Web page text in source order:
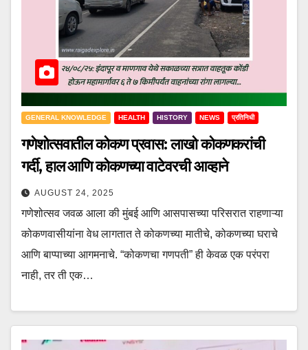
GENERAL KNOWLEDGE HEALTH HISTORY NEWS प्रतिनिधी
गणेशोत्सवातील कोकण प्रवास: लाखो कोकणकरांची
गर्दी, हाल आणि कोकणच्या वाटेवरची आव्हाने
AUGUST 24, 2025
गणेशोत्सव जवळ आला की मुंबई आणि आसपासच्या परिसरात राहणाऱ्या
कोकणवासीयांना वेध लागतात ते कोकणच्या मातीचे, कोकणच्या घराचे
आणि बाप्पाच्या आगमनाचे. “कोकणचा गणपती” ही केवळ एक परंपरा
नाही, तर ती एक…